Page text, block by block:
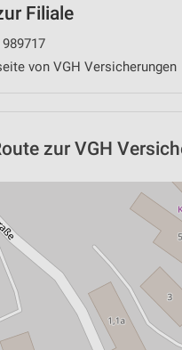
Filiale
von VGH Versicherungen
zur VGH